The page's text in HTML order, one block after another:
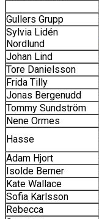
Gullers Grupp
Sylvia Lidén
Nordlund
Johan Lind
Tore Danielsson
Frida Tilly
Jonas Bergenudd
Tommy Sundström
Nene Ormes
Hasse
Adam Hjort
Isolde Berner
Kate Wallace
Sofia Karlsson
Rebecca